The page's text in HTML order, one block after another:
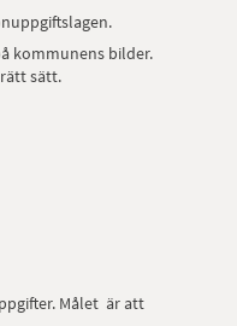
kommunens bilder.
sätt.
Målet är att